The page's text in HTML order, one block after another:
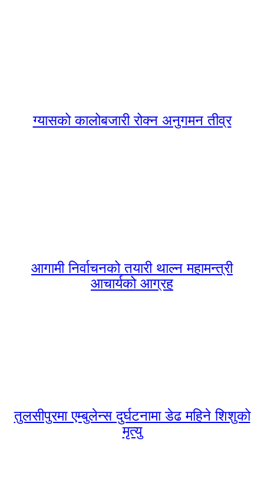
ग्यासको कालोबजारी रोक्न अनुगमन तीव्र
आगामी निर्वाचनको तयारी थाल्न महामन्त्री
आचार्यको आग्रह
तुलसीपुरमा एम्बुलेन्स दुर्घटनामा डेढ महिने शिशुको
मृत्यु